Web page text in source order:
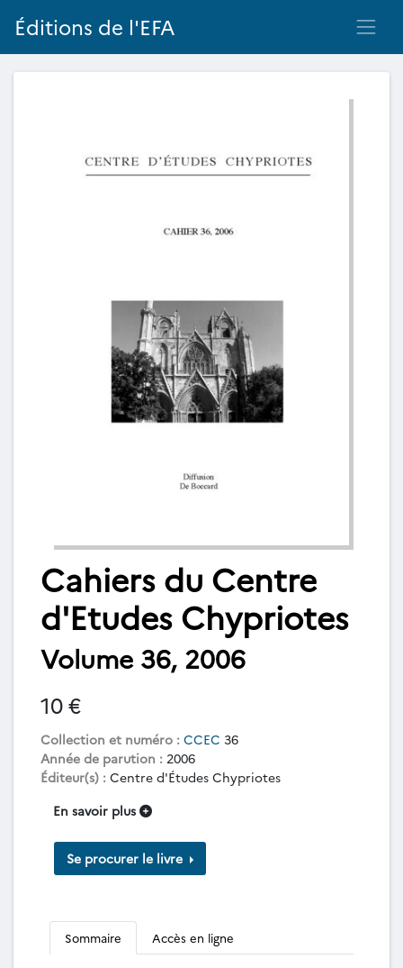
Éditions de l'EFA
Cahiers du Centre
d'Etudes Chypriotes
Volume 36, 2006
10 €
Collection et numéro : CCEC 36
Année de parution : 2006
Éditeur(s) : Centre d'Études Chypriotes
En savoir plus
Se procurer le livre
Sommaire Accès en ligne